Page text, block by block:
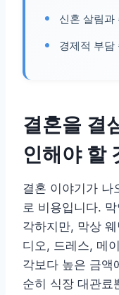
신혼 살림과
경제적 부담
결혼을 결
인해야 할
결혼 이야기가 나
로 비용입니다. 막
각하지만, 막상
디오, 드레스, 메
각보다 높은 금액
순히 식장 대관료